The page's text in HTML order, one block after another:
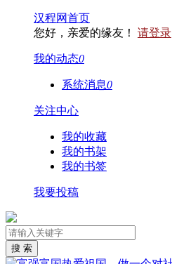
汉程网首页
您好，亲爱的缘友！ 请登录
我的动态0
系统消息0
关注中心
我的收藏
我的书架
我的书签
我要投稿